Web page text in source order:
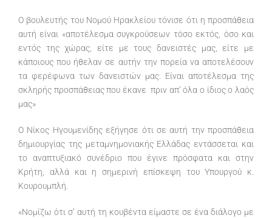
Ο βουλευτής του Νομού Ηρακλείου τόνισε ότι η προσπάθεια
αυτή είναι «αποτέλεσμα συγκρούσεων τόσο εκτός, όσο και
εντός της χώρας, είτε με τους δανειστές μας, είτε με
κάποιους που ήθελαν σε αυτήν την πορεία να αποτελέσουν
τα φερέφωνα των δανειστών μας. Είναι αποτέλεσμα της
σκληρής προσπάθειας που έκανε πριν απ’ όλα ο ίδιος ο λαός
μας»
Ο Νίκος Ηγουμενίδης εξήγησε ότι σε αυτή την προσπάθεια
δημιουργίας της μεταμνημονιακής Ελλάδας εντάσσεται και
το αναπτυξιακό συνέδριο που έγινε πρόσφατα και στην
Κρήτη, αλλά και η σημερινή επίσκεψη του Υπουργού κ.
Κουρουμπλή.
«Νομίζω ότι σ’ αυτή τη κουβέντα είμαστε σε ένα διάλογο με